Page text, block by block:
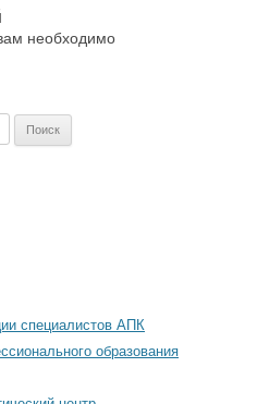
необходимо
специалистов АПК
образования